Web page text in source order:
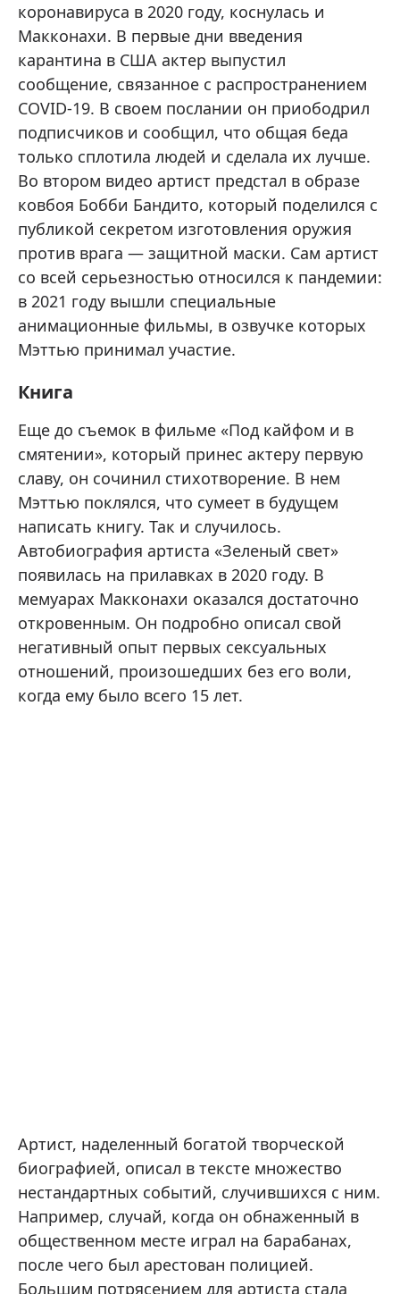
коронавируса в 2020 году, коснулась и
Макконахи. В первые дни введения
карантина в США актер выпустил
сообщение, связанное с распространением
COVID-19. В своем послании он приободрил
подписчиков и сообщил, что общая беда
только сплотила людей и сделала их лучше.
Во втором видео артист предстал в образе
ковбоя Бобби Бандито, который поделился с
публикой секретом изготовления оружия
против врага — защитной маски. Сам артист
со всей серьезностью относился к пандемии:
в 2021 году вышли специальные
анимационные фильмы, в озвучке которых
Мэттью принимал участие.
Книга
Еще до съемок в фильме «Под кайфом и в
смятении», который принес актеру первую
славу, он сочинил стихотворение. В нем
Мэттью поклялся, что сумеет в будущем
написать книгу. Так и случилось.
Автобиография артиста «Зеленый свет»
появилась на прилавках в 2020 году. В
мемуарах Макконахи оказался достаточно
откровенным. Он подробно описал свой
негативный опыт первых сексуальных
отношений, произошедших без его воли,
когда ему было всего 15 лет.
Артист, наделенный богатой творческой
биографией, описал в тексте множество
нестандартных событий, случившихся с ним.
Например, случай, когда он обнаженный в
общественном месте играл на барабанах,
после чего был арестован полицией.
Большим потрясением для артиста стала